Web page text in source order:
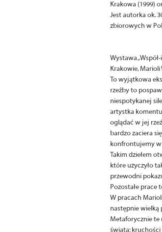
Krakowa (1999)
Jest autorka ok.
zbiorowych w
Wystawa
Krakowie,
To wyjątkowa
rzeźby to
niespotykanej
artystka
oglądać w jej
bardzo zaciera
konfrontujemy w
Takim dziełem
które użyczyło
przewodni
Pozostałe prace
W pracach
następnie wielką
Metaforycznie te
świata: